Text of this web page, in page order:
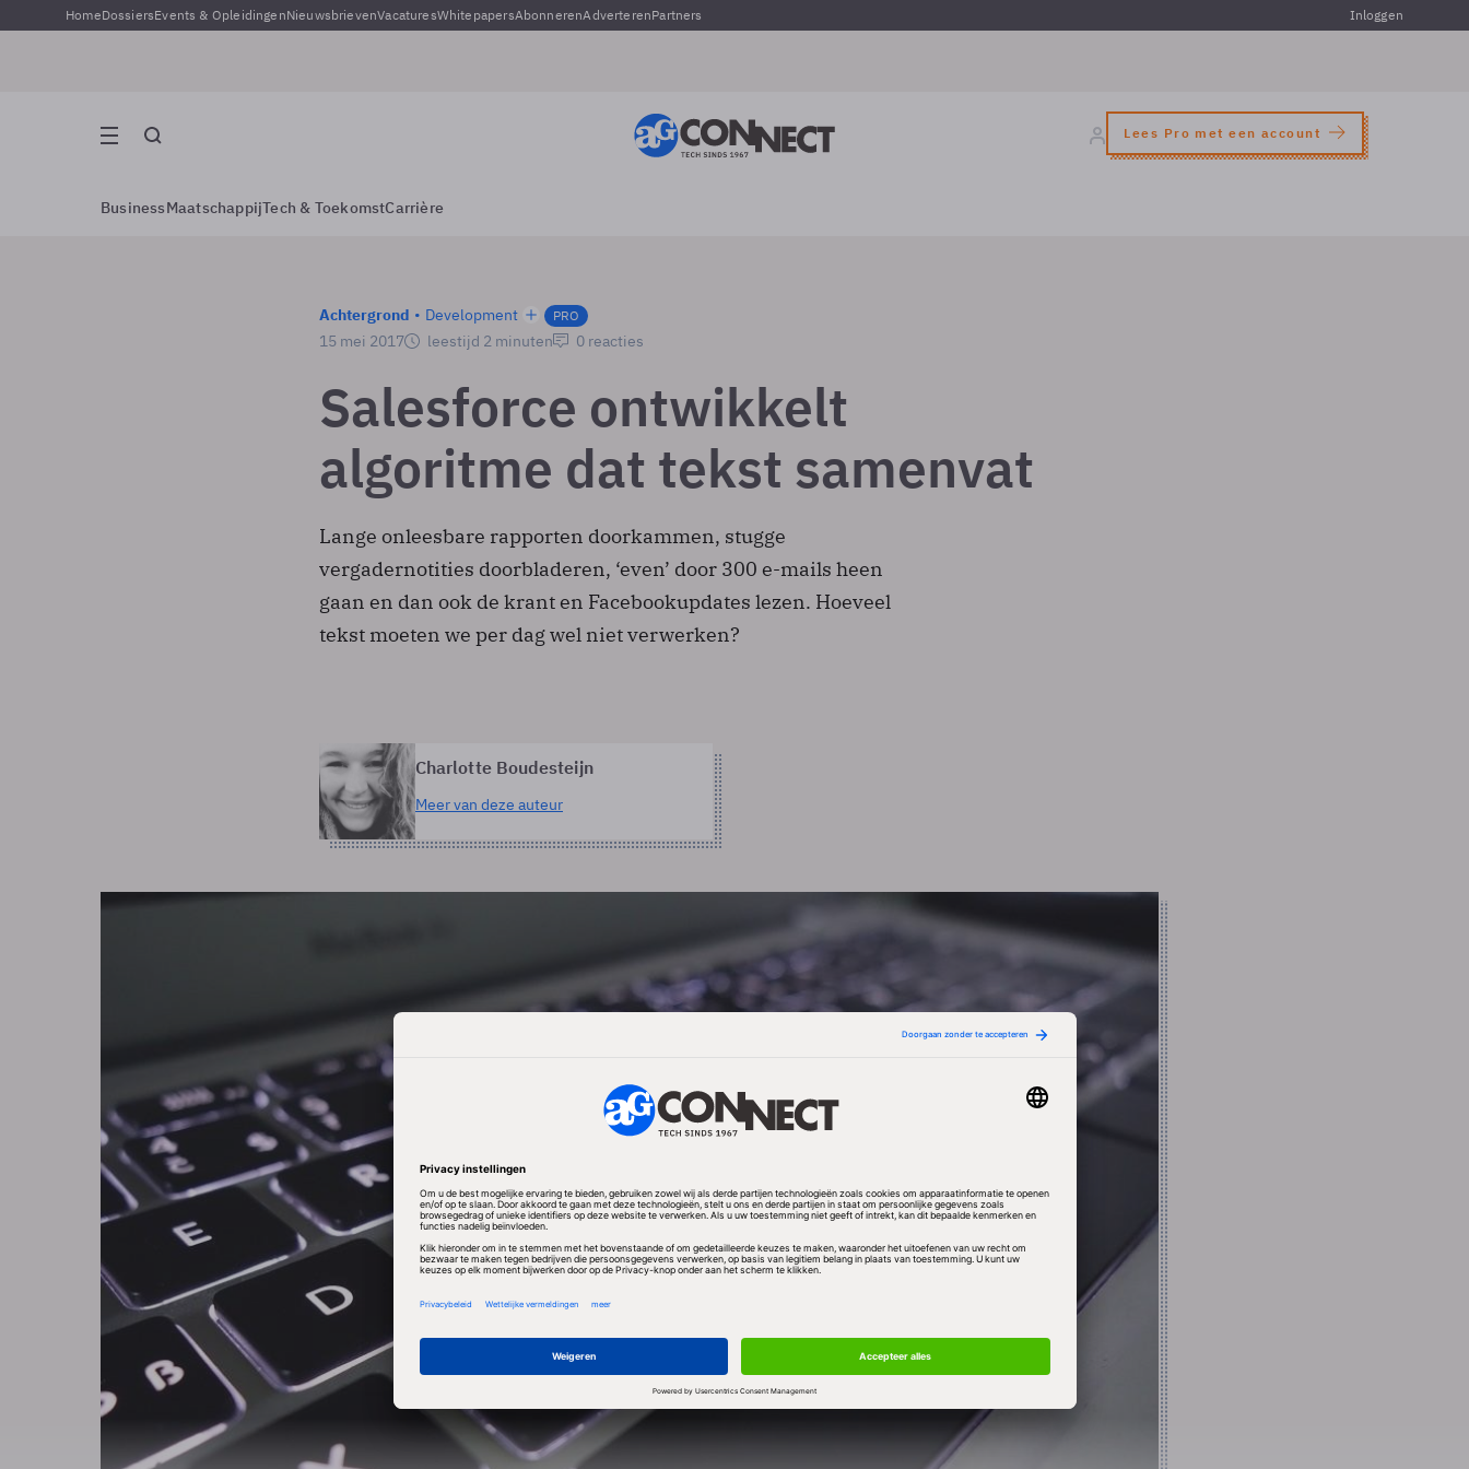
HomeDossiersEvents & OpleidingenNieuwsbrievenVacaturesWhitepapersAbonnerenAdverterenPartners Inloggen
Lees Pro met een account
BusinessMaatschappijTech & ToekomstCarrière
Achtergrond Development PRO
15 mei 2017 leestijd 2 minuten 0 reacties
Salesforce ontwikkelt
algoritme dat tekst samenvat
Lange onleesbare rapporten doorkammen, stugge
vergadernotities doorbladeren, ‘even’ door 300 e-mails heen
gaan en dan ook de krant en Facebookupdates lezen. Hoeveel
tekst moeten we per dag wel niet verwerken?
Charlotte Boudesteijn
Meer van deze auteur